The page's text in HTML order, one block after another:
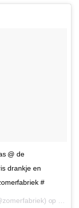
@ de
drankje en
#
op